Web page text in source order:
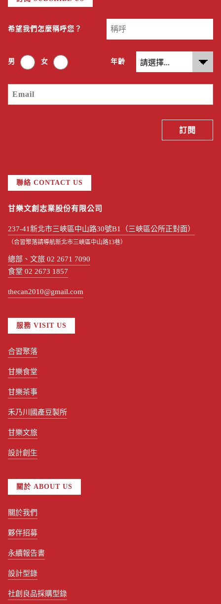
希望我們怎麼稱呼您？
男 女 年齡
聯絡 CONTACT US
甘樂文創志業股份有限公司
237-41新北市三峽區中山路30號B1（三峽區公所正對面）
（合習聚落請導航新北市三峽區中山路13巷）
總部、文旅 02 2671 7090
食堂 02 2673 1857
thecan2010@gmail.com
服務 VISIT US
合習聚落
甘樂食堂
甘樂茶事
禾乃川國產豆製所
甘樂文旅
設計創生
關於 ABOUT US
關於我們
夥伴招募
永續報告書
設計型錄
社創良品採購型錄